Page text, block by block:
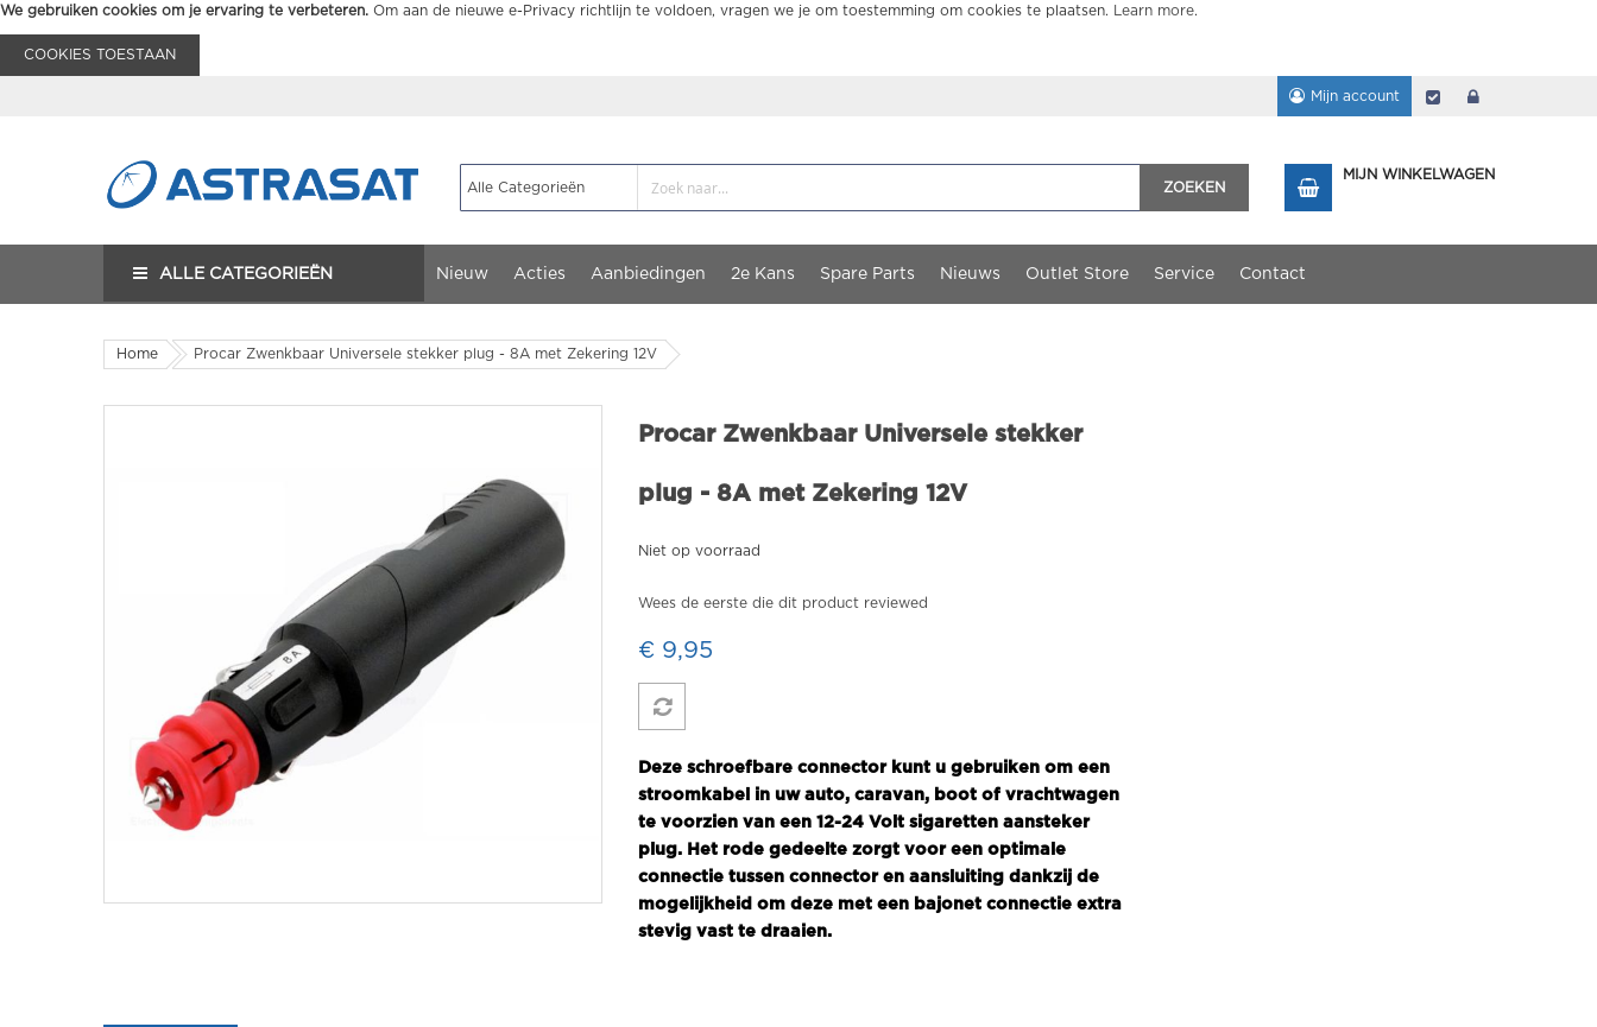
We gebruiken cookies om je ervaring te verbeteren. Om aan de nieuwe e-Privacy richtlijn te voldoen, vragen we je om toestemming om cookies te plaatsen. Learn more.
COOKIES TOESTAAN
Mijn account Afrekenen
ZOEKEN
MIJN WINKELWAGEN
ALLE CATEGORIEËN Nieuw Acties Aanbiedingen 2e Kans Spare Parts Nieuws Outlet Store Service Contact
Home Procar Zwenkbaar Universele stekker plug - 8A met Zekering 12V
Procar Zwenkbaar Universele stekker
plug - 8A met Zekering 12V
Niet op voorraad
Wees de eerste die dit product reviewed
€ 9,95
Deze schroefbare connector kunt u gebruiken om een
stroomkabel in uw auto, caravan, boot of vrachtwagen
te voorzien van een 12-24 Volt sigaretten aansteker
plug. Het rode gedeelte zorgt voor een optimale
connectie tussen connector en aansluiting dankzij de
mogelijkheid om deze met een bajonet connectie extra
stevig vast te draaien.